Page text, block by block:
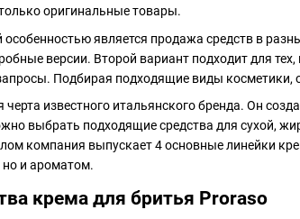
оригинальные товары.
является продажа средств в
версии. Второй вариант подходит для
Подбирая подходящие виды косметики,
черта известного итальянского бренда. Он
выбрать подходящие средства для сухой,
компания выпускает 4 основные линейки
и ароматом.
крема для бритья Proraso